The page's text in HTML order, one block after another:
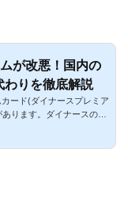
が改悪！国内の
わりを徹底解説
ード(ダイナースプレミア
ります。ダイナースのブ